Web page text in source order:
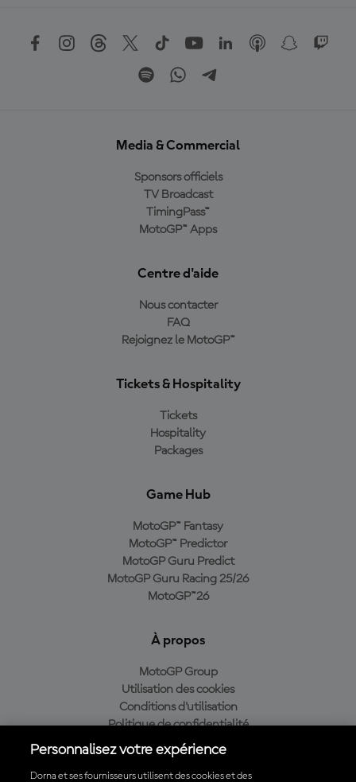
Media & Commercial
Sponsors officiels
TV Broadcast
TimingPass™
MotoGP™ Apps
Centre d'aide
Nous contacter
FAQ
Rejoignez le MotoGP™
Tickets & Hospitality
Tickets
Hospitality
Packages
Game Hub
MotoGP™ Fantasy
MotoGP™ Predictor
MotoGP Guru Predict
MotoGP Guru Racing 25/26
MotoGP™26
À propos
MotoGP Group
Utilisation des cookies
Conditions d'utilisation
Politique de confidentialité
Politique d’achat
Personnalisez votre expérience
Dorna et ses fournisseurs utilisent des cookies et des